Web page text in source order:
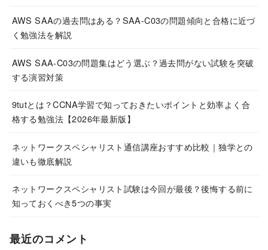
AWS SAAの過去問はある？SAA-C03の問題傾向と合格に近づ
く勉強法を解説
AWS SAA-C03の問題集はどう選ぶ？過去問がない試験を突破
する演習対策
9tutとは？CCNA学習で知っておきたいポイントと効率よく合
格する勉強法【2026年最新版】
ネットワークスペシャリスト通信講座おすすめ比較｜独学との
違いも徹底解説
ネットワークスペシャリスト試験は今回が最後？後悔する前に
知っておくべき5つの事実
最近のコメント